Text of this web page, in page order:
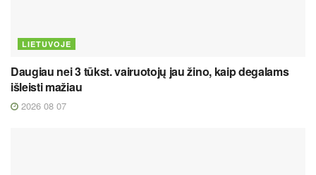
LIETUVOJE
Daugiau nei 3 tūkst. vairuotojų jau žino, kaip degalams
išleisti mažiau
2026 08 07